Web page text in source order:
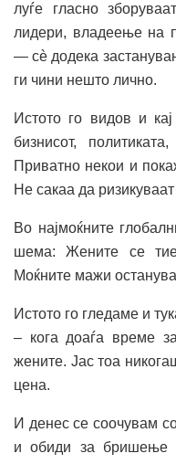
луѓе гласно
лидери, владеење на
— сè додека
ги чини нешто лично.
Истото го видов и
бизнисот,
Приватно некои и
Не сакаа да
Во најмоќните
шема: Жените се
Моќните мажи
Истото го гледаме и
– кога доаѓа време
жените. Јас тоа
цена.
И денес се соочувам
и обиди за бришење